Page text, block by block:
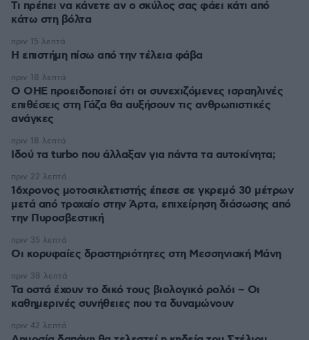
Τι πρέπει να κάνετε αν ο σκύλος σας φάει κάτι από
κάτω στη βόλτα
Η επιστήμη πίσω από την τέλεια φάβα
πριν 15 λεπτά
Ο ΟΗΕ προειδοποιεί ότι οι συνεχιζόμενες ισραηλινές
επιθέσεις στη Γάζα θα αυξήσουν τις ανθρωπιστικές
ανάγκες
πριν 18 λεπτά
Ιδού τα turbo που άλλαξαν για πάντα τα αυτοκίνητα;
πριν 18 λεπτά
16χρονος μοτοσικλετιστής έπεσε σε γκρεμό 30 μέτρων
μετά από τροχαίο στην Άρτα, επιχείρηση διάσωσης από
την Πυροσβεστική
πριν 22 λεπτά
Οι κορυφαίες δραστηριότητες στη Μεσσηνιακή Μάνη
πριν 35 λεπτά
Τα οστά έχουν το δικό τους βιολογικό ρολόι – Οι
καθημερινές συνήθειες που τα δυναμώνουν
πριν 38 λεπτά
πριν 42 λεπτά